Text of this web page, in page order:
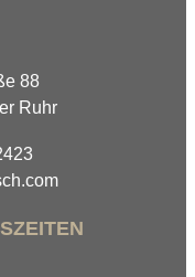
88
Ruhr